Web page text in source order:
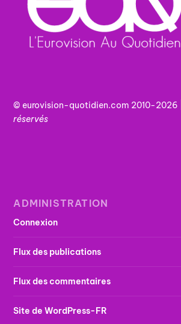
© eurovision-quotidien.com 2010-2026 |
réservés
ADMINISTRATION
Connexion
Flux des publications
Flux des commentaires
Site de WordPress-FR